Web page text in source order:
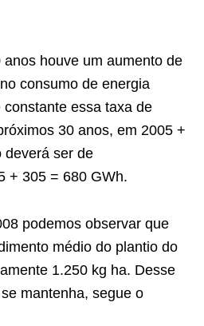
houve um aumento de
consumo de energia
essa taxa de
30 anos, em 2005 +
deverá ser de
+ 305 = 680 GWh.
podemos observar que
médio do plantio do
1.250 kg ha. Desse
mantenha, segue o